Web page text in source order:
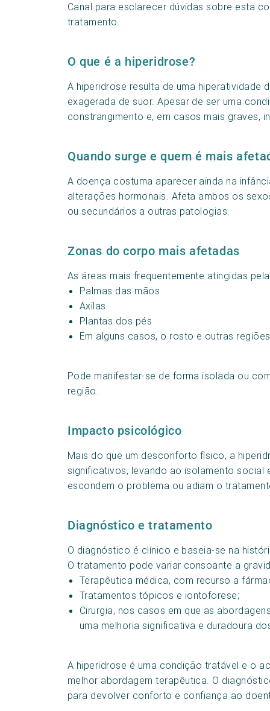
Canal para esclarecer dúvidas sobre esta
tratamento.
O que é a hiperidrose?
A hiperidrose resulta de uma hiperatividade
exagerada de suor. Apesar de ser uma
constrangimento e, em casos mais graves,
Quando surge e quem é mais
A doença costuma aparecer ainda na
alterações hormonais. Afeta ambos os
ou secundários a outras patologias.
Zonas do corpo mais afetadas
As áreas mais frequentemente atingidas
Palmas das mãos
Axilas
Plantas dos pés
Em alguns casos, o rosto e outras
Pode manifestar-se de forma isolada ou
região.
Impacto psicológico
Mais do que um desconforto físico, a
significativos, levando ao isolamento
escondem o problema ou adiam o
Diagnóstico e tratamento
O diagnóstico é clínico e baseia-se na
O tratamento pode variar consoante a
Terapêutica médica, com recurso a
Tratamentos tópicos e iontoforese;
Cirurgia, nos casos em que as
uma melhoria significativa e duradoura
A hiperidrose é uma condição tratável e o
melhor abordagem terapêutica. O
para devolver conforto e confiança ao